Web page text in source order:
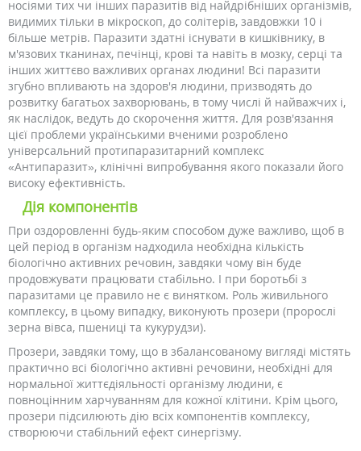
носіями тих чи інших паразитів від найдрібніших організмів,
видимих ​​тільки в мікроскоп, до солітерів, завдовжки 10 і
більше метрів. Паразити здатні існувати в кишківнику, в
м'язових тканинах, печінці, крові та навіть в мозку, серці та
інших життєво важливих органах людини! Всі паразити
згубно впливають на здоров'я людини, призводять до
розвитку багатьох захворювань, в тому числі й найважчих і,
як наслідок, ведуть до скорочення життя. Для розв'язання
цієї проблеми українськими вченими розроблено
універсальний протипаразитарний комплекс
«Антипаразит», клінічні випробування якого показали його
високу ефективність.
Дія компонентів
При оздоровленні будь-яким способом дуже важливо, щоб в
цей період в організм надходила необхідна кількість
біологічно активних речовин, завдяки чому він буде
продовжувати працювати стабільно. І при боротьбі з
паразитами це правило не є винятком. Роль живильного
комплексу, в цьому випадку, виконують прозери (пророслі
зерна вівса, пшениці та кукурудзи).
Прозери, завдяки тому, що в збалансованому вигляді містять
практично всі біологічно активні речовини, необхідні для
нормальної життєдіяльності організму людини, є
повноцінним харчуванням для кожної клітини. Крім цього,
прозери підсилюють дію всіх компонентів комплексу,
створюючи стабільний ефект синергізму.